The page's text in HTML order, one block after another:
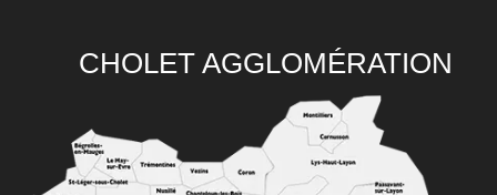
CHOLET AGGLOMÉRATION